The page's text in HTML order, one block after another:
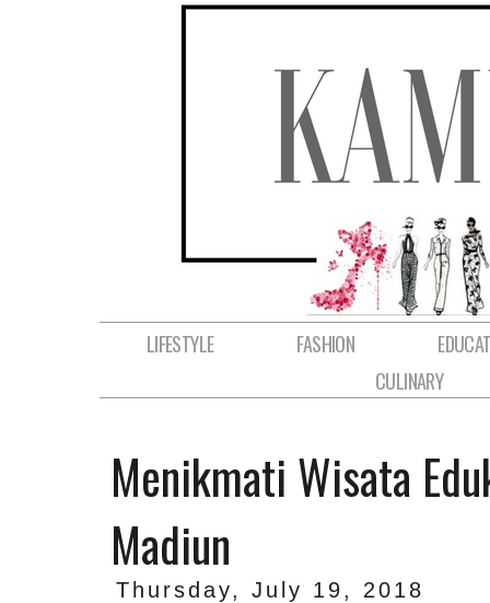
LIFESTYLE FASHION
CULINARY
Menikmati Wisata
Madiun
Thursday, July 19, 2018